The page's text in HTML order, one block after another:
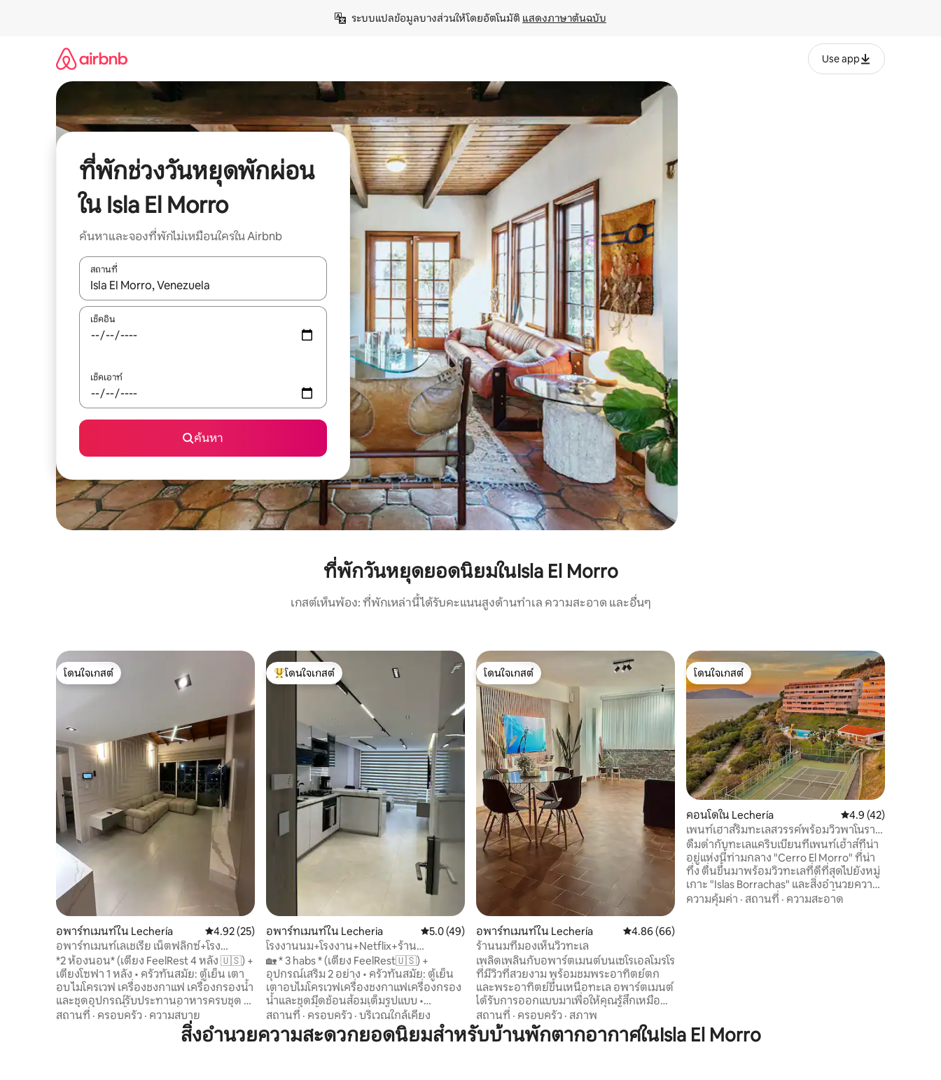
ระบบแปลข้อมูลบางส่วนให้โดยอัตโนมัติ แสดงภาษาต้นฉบับ
Use app
ที่พักช่วงวันหยุดพักผ่อน
ใน Isla El Morro
ค้นหาและจองที่พักไม่เหมือนใครใน Airbnb
สถานที่
ใช้ลูกศรขึ้นลง หรือใช้การสัมผัสหรือปัด เพื่อสำรวจผลการค้นหา
เช็คอิน
เช็คเอาท์
ค้นหา
ที่พักวันหยุดยอดนิยมในIsla El Morro
เกสต์เห็นพ้อง: ที่พักเหล่านี้ได้รับคะแนนสูงด้านทำเล ความสะอาด และอื่นๆ
โดนใจเกสต์
โดนใจเกสต์
อพาร์ทเมนท์ใน Lechería คะแนนเฉลี่ย 4.92 จาก 5, 25 รีวิว
4.92 (25)
อพาร์ทเมนท์เลเชเรีย เน็ตฟลิกซ์+โรง
ไฟฟ้า+ระเบียง
*2 ห้องนอน* (เตียง FeelRest 4 หลัง 🇺🇸) +
เตียงโซฟา 1 หลัง • ครัวทันสมัย: ตู้เย็น เตา
อบ ไมโครเวฟ เครื่องชงกาแฟ เครื่องกรองน้ำ
และชุดอุปกรณ์รับประทานอาหารครบชุด •
เทคโนโลยีรวมทั้งหมด - เครื่องกำเนิดไฟฟ้า
220V - ระบบน้ำอัจฉริยะ (สำรองของตัวเอง)
สถานที่ · ครอบครัว · ความสบาย
โดนใจเกสต์ที่สุด
โดนใจเกสต์
อพาร์ทเมนท์ใน Lecheria คะแนนเฉลี่ย 5.0 จาก 5, 49 รีวิว
5.0 (49)
โรงงานนม+โรงงาน+Netflix+ร้าน
กาแฟ+ท่าเรือ-ยูนิตหรู
🏡 * 3 habs * (เตียง FeelRest🇺🇸) +
อุปกรณ์เสริม 2 อย่าง • ครัวทันสมัย: ตู้เย็น
เตาอบไมโครเวฟเครื่องชงกาแฟเครื่องกรอง
น้ำและชุดมีดช้อนส้อมเต็มรูปแบบ •
เทคโนโลยีทั้งหมด - เครื่องกำเนิดไฟฟ้า 110V
⚡ - ระบบน้ำอัจฉริยะ (สำรองของตัวเอง) 💧 -
เครื่องซักผ้า/เครื่องอบผ้า • ก๊อกน้ำอัจฉริยะ
สถานที่ · ครอบครัว · บริเวณใกล้เคียง
โดนใจเกสต์
โดนใจเกสต์
อพาร์ทเมนท์ใน Lechería คะแนนเฉลี่ย 4.86 จาก 5, 66 รีวิว
4.86 (66)
ร้านนมที่มองเห็นวิวทะเล
เพลิดเพลินกับอพาร์ตเมนต์บนเซโรเอลโมรโร
ที่มีวิวที่สวยงาม พร้อมชมพระอาทิตย์ตก
และพระอาทิตย์ขึ้นเหนือทะเล อพาร์ตเมนต์
ได้รับการออกแบบมาเพื่อให้คุณรู้สึกเหมือน
อยู่บ้าน เหมาะสำหรับการพักผ่อนหรือการ
เดินทางเพื่อธุรกิจ มี Wi-Fi ความเร็วสูง ห้อง
ครัวที่มีอุปกรณ์ครบครัน เครื่องปรับอากาศ
สถานที่ · ครอบครัว · สภาพ
โดนใจเกสต์
โดนใจเกสต์
คอนโดใน Lechería คะแนนเฉลี่ย 4.9 จาก
4.9 (42)
เพนท์เฮาส์ริมทะเลสวรรค์พร้อมวิวพาโนรา
มา
ดื่มด่ำกับทะเลแคริบเบียนที่เพนท์เฮ้าส์ที่น่า
อยู่แห่งนี้ท่ามกลาง "Cerro El Morro" ที่น่า
ทึ่ง ตื่นขึ้นมาพร้อมวิวทะเลที่ดีที่สุดไปยังหมู่
เกาะ "Islas Borrachas" และสิ่งอำนวยความ
สะดวกสไตล์รีสอร์ทเช่นสระว่ายน้ำบาร์บีคิว -
กริลล์สนามเทนนิสสนามบาสเก็ตบอลและ
ความคุ้มค่า · สถานที่ · ความสะอาด
สิ่งอำนวยความสะดวกยอดนิยมสำหรับบ้านพักตากอากาศในIsla El Morro